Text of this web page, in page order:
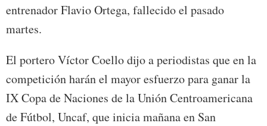
entrenador Flavio Ortega, fallecido el pasado
martes.
El portero Víctor Coello dijo a periodistas que en la
competición harán el mayor esfuerzo para ganar la
IX Copa de Naciones de la Unión Centroamericana
de Fútbol, Uncaf, que inicia mañana en San